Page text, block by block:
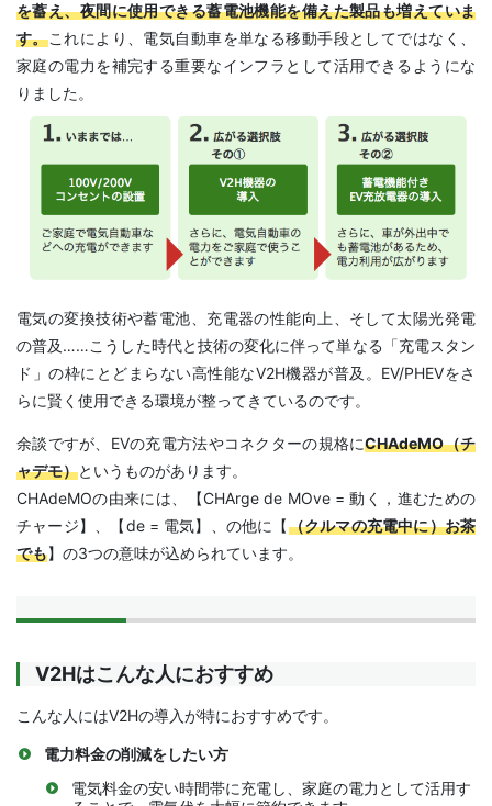
を蓄え、夜間に使用できる蓄電池機能を備えた製品も増えていま
す。これにより、電気自動車を単なる移動手段としてではなく、
家庭の電力を補完する重要なインフラとして活用できるようにな
りました。
電気の変換技術や蓄電池、充電器の性能向上、そして太陽光発電
の普及……こうした時代と技術の変化に伴って単なる「充電スタン
ド」の枠にとどまらない高性能なV2H機器が普及。EV/PHEVをさ
らに賢く使用できる環境が整ってきているのです。
余談ですが、EVの充電方法やコネクターの規格にCHAdeMO（チ
ャデモ）というものがあります。
CHAdeMOの由来には、【CHArge de MOve = 動く，進むための
チャージ】、【de = 電気】、の他に【（クルマの充電中に）お茶
でも】の3つの意味が込められています。
V2Hはこんな人におすすめ
こんな人にはV2Hの導入が特におすすめです。
電力料金の削減をしたい方
電気料金の安い時間帯に充電し、家庭の電力として活用す